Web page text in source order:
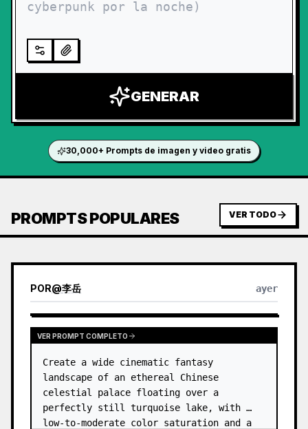
GENERAR
30,000+ Prompts de imagen y video gratis
PROMPTS POPULARES VER TODO
POR@李岳 ayer
VER PROMPT COMPLETO
Create a wide cinematic fantasy
landscape of an ethereal Chinese
celestial palace floating over a
perfectly still turquoise lake, with
low-to-moderate color saturation and a